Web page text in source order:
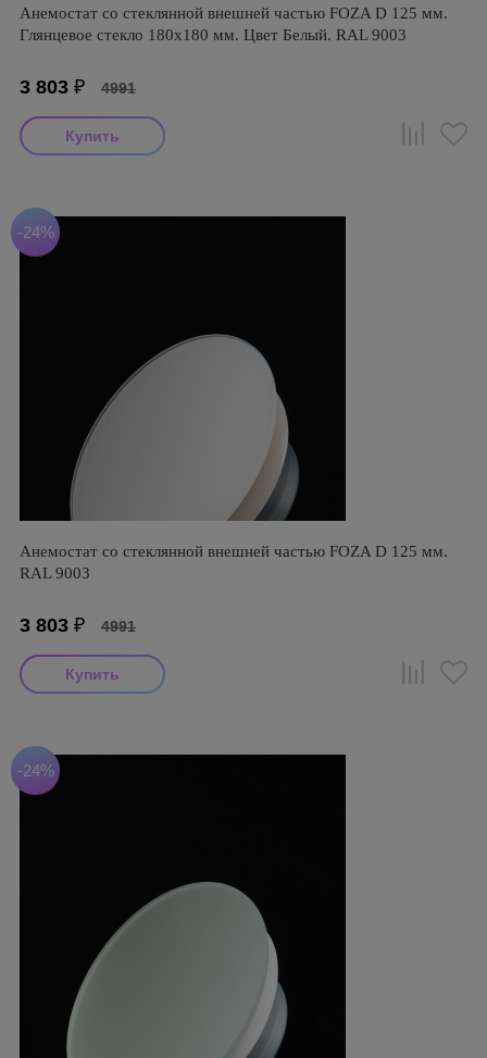
Анемостат со стеклянной внешней частью FOZA D 125 мм.
Глянцевое стекло 180х180 мм. Цвет Белый. RAL 9003
3 803 ₽ 4991
-24%
Анемостат со стеклянной внешней частью FOZA D 125 мм.
RAL 9003
3 803 ₽ 4991
-24%